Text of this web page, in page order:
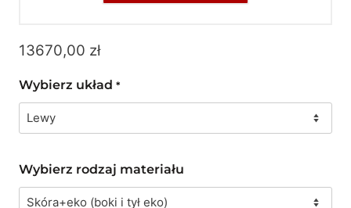
13670,00 zł
Wybierz układ *
Wybierz rodzaj materiału